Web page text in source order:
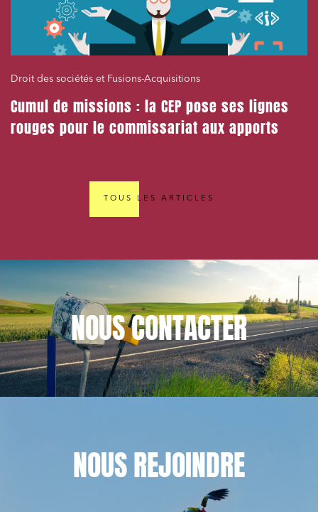
Droit des sociétés et Fusions-Acquisitions
Cumul de missions : la CEP pose ses lignes
rouges pour le commissariat aux apports
TOUS LES ARTICLES
NOUSCONTACTER
NOUSREJOINDRE